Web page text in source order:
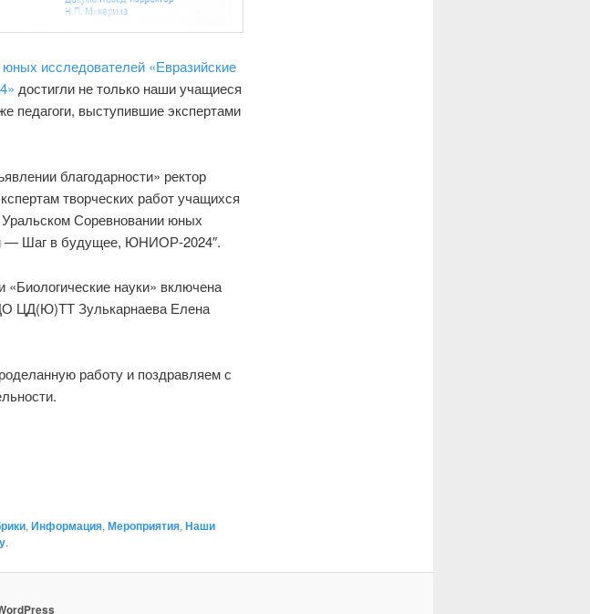
исследователей «Евразийские
достигли не только наши учащиеся
педагоги, выступившие экспертами
благодарности» ректор
творческих работ учащихся
Соревновании юных
— Шаг в будущее, ЮНИОР-2024″.
науки» включена
ЦД(Ю)ТТ Зулькарнаева Елена
работу и поздравляем с
, Информация, Мероприятия, Наши
.